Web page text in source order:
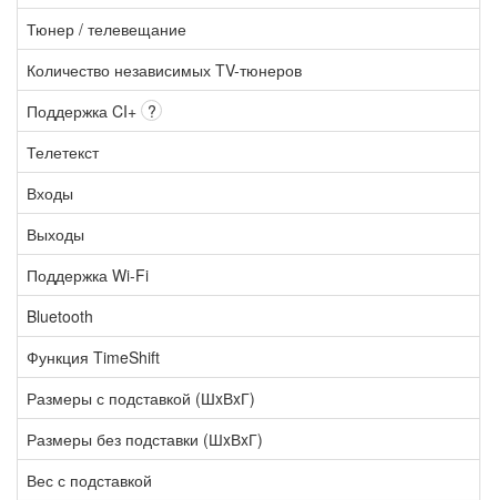
Тюнер / телевещание
Количество независимых TV-тюнеров
Поддержка CI+ ?
Телетекст
Входы
Выходы
Поддержка Wi-Fi
Bluetooth
Функция TimeShift
Размеры с подставкой (ШxВxГ)
Размеры без подставки (ШxВxГ)
Вес с подставкой